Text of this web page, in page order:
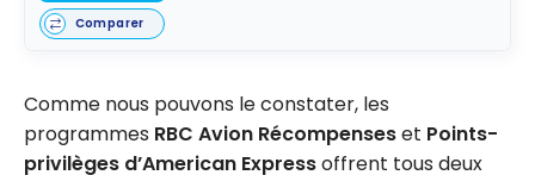
Comparer
Comme nous pouvons le constater, les
programmes RBC Avion Récompenseset Points-
privilèges d’American Expressoffrent tous deux